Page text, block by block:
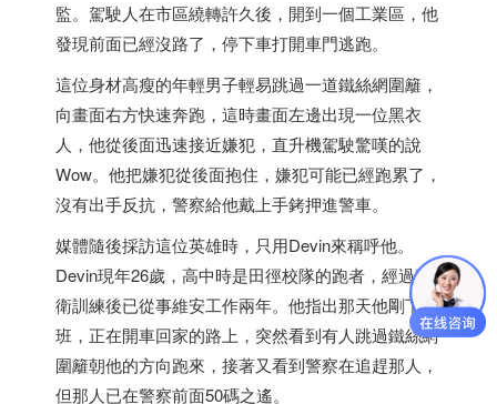
監。駕駛人在市區繞轉許久後，開到一個工業區，他
發現前面已經沒路了，停下車打開車門逃跑。
這位身材高瘦的年輕男子輕易跳過一道鐵絲網圍籬，
向畫面右方快速奔跑，這時畫面左邊出現一位黑衣
人，他從後面迅速接近嫌犯，直升機駕駛驚嘆的說
Wow。他把嫌犯從後面抱住，嫌犯可能已經跑累了，
沒有出手反抗，警察給他戴上手銬押進警車。
媒體隨後採訪這位英雄時，只用Devin來稱呼他。
Devin現年26歲，高中時是田徑校隊的跑者，經過警
衛訓練後已從事維安工作兩年。他指出那天他剛下
班，正在開車回家的路上，突然看到有人跳過鐵絲網
圍籬朝他的方向跑來，接著又看到警察在追趕那人，
但那人已在警察前面50碼之遙。